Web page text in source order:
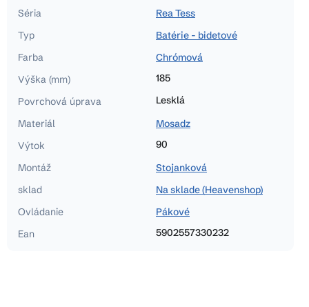
Séria
Rea Tess
Typ
Batérie - bidetové
Farba
Chrómová
Výška (mm)
185
Povrchová úprava
Lesklá
Materiál
Mosadz
Výtok
90
Montáž
Stojanková
sklad
Na sklade (Heavenshop)
Ovládanie
Pákové
Ean
5902557330232